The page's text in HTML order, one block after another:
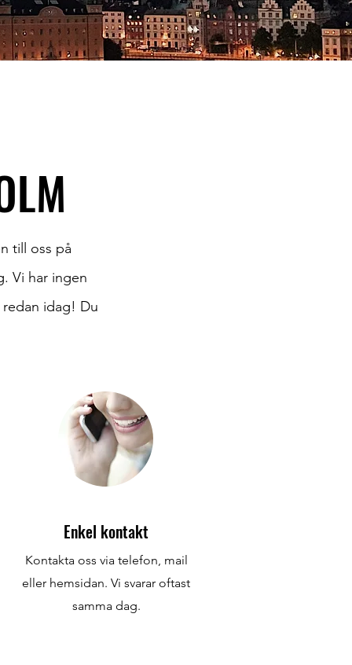
till oss på
Vi har ingen
idag! Du
Enkel kontakt
Kontakta oss via telefon, mail
eller hemsidan. Vi svarar oftast
samma dag.